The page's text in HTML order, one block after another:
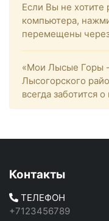
Если Вы не хотите
компьютера,
перемещены
«Мои Лысые Горы
Лысогорского
всегда заботится
Контакты
ТЕЛЕФОН
+7123456789